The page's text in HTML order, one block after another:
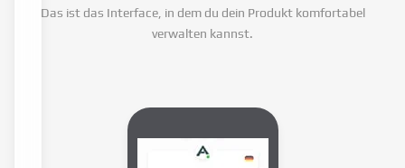
Das ist das Interface, in dem du dein Produkt komfortabel
verwalten kannst.